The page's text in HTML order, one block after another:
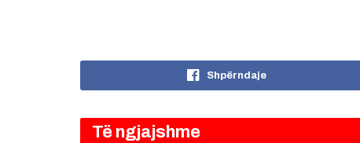
Shpërndaje
Të ngjajshme